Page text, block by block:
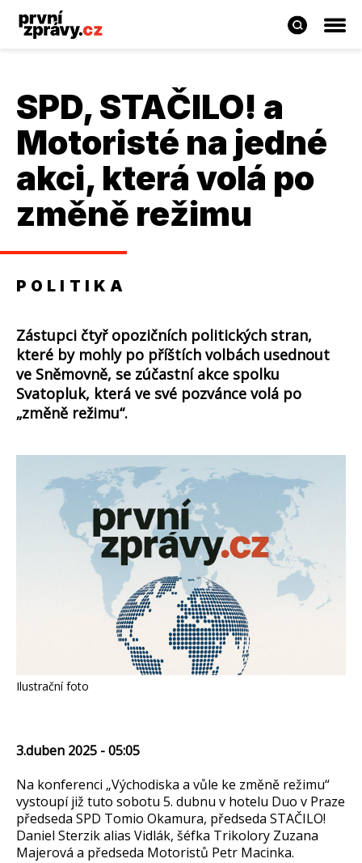
SPD, STAČILO! a
Motoristé na jedné
akci, která volá po
změně režimu
POLITIKA
Zástupci čtyř opozičních politických stran,
které by mohly po příštích volbách usednout
ve Sněmovně, se zúčastní akce spolku
Svatopluk, která ve své pozvánce volá po
„změně režimu“.
Ilustrační foto
3.duben 2025 - 05:05
Na konferenci „Východiska a vůle ke změně režimu“
vystoupí již tuto sobotu 5. dubnu v hotelu Duo v Praze
předseda SPD Tomio Okamura, předseda STAČILO!
Daniel Sterzik alias Vidlák, šéfka Trikolory Zuzana
Majerová a předseda Motoristů Petr Macinka.